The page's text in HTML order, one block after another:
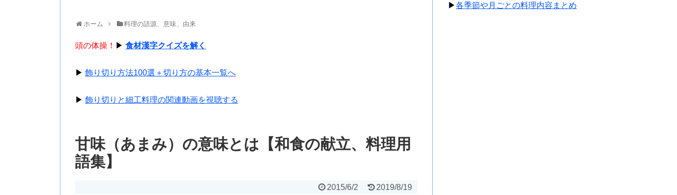
ホーム 料理の語源、意味、由来
頭の体操！ ▶ 食材漢字クイズを解く
▶ 飾り切り方法100選＋切り方の基本一覧へ
▶ 飾り切りと細工料理の関連動画を視聴する
甘味（あまみ）の意味とは【和食の献立、料理用
語集】
2015/6/2 2019/8/19
▶各季節や月ごとの料理内容まとめ